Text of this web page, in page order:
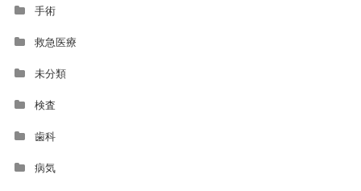
手術
救急医療
未分類
検査
歯科
病気